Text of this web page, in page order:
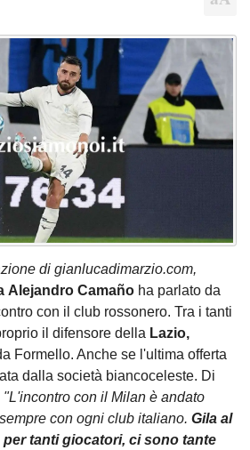
di gianlucadimarzio.com,
Alejandro Camaño ha parlato da
con il club rossonero. Tra i tanti
il difensore della Lazio,
Formello. Anche se l'ultima offerta
dalla società biancoceleste. Di
"L'incontro con il Milan è andato
con ogni club italiano. Gila al
tanti giocatori, ci sono tante